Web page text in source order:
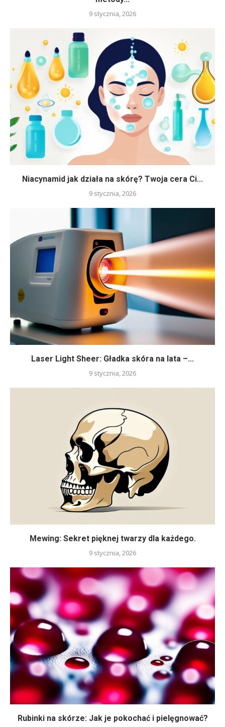
9 stycznia, 2026
Niacynamid jak działa na skórę? Twoja cera Ci...
9 stycznia, 2026
Laser Light Sheer: Gładka skóra na lata –...
9 stycznia, 2026
Mewing: Sekret pięknej twarzy dla każdego.
9 stycznia, 2026
Rubinki na skórze: Jak je pokochać i pielęgnować?